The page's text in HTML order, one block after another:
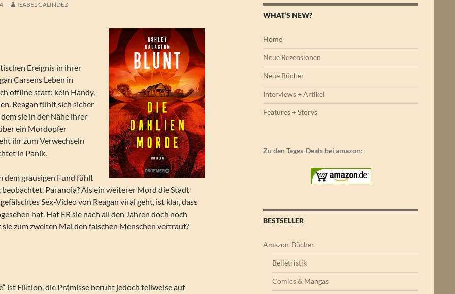
ISABEL GALINDEZ
Ereignis in ihrer
Carsens Leben in
offline statt: kein Handy,
Reagan fühlt sich sicher
dem sie in der Nähe ihrer
ein Mordopfer
ihr zum Verwechseln
in Panik.
dem grausigen Fund fühlt
beobachtet. Paranoia? Als ein weiterer Mord die Stadt
Sex-Video von Reagan viral geht, ist klar, dass
hat. Hat ER sie nach all den Jahren doch noch
zum zweiten Mal den falschen Menschen vertraut?
ist Fiktion, die Prämisse beruht jedoch teilweise auf
WHAT’S NEW?
Home
Neue Rezensionen
Neue Bücher
Interviews + Artikel
Features + Storys
Zu den Tages-Deals bei amazon:
BESTSELLER
Amazon-Bücher
Belletristik
Comics & Mangas